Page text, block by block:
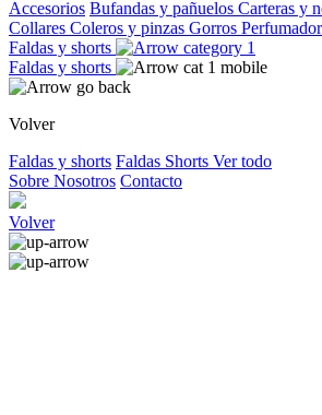
Accesorios Bufandas y pañuelos Carteras y
Collares Coleros y pinzas Gorros
Faldas y shorts
Faldas y shorts
Volver
Faldas y shorts Faldas Shorts Ver todo
Sobre Nosotros Contacto
Volver